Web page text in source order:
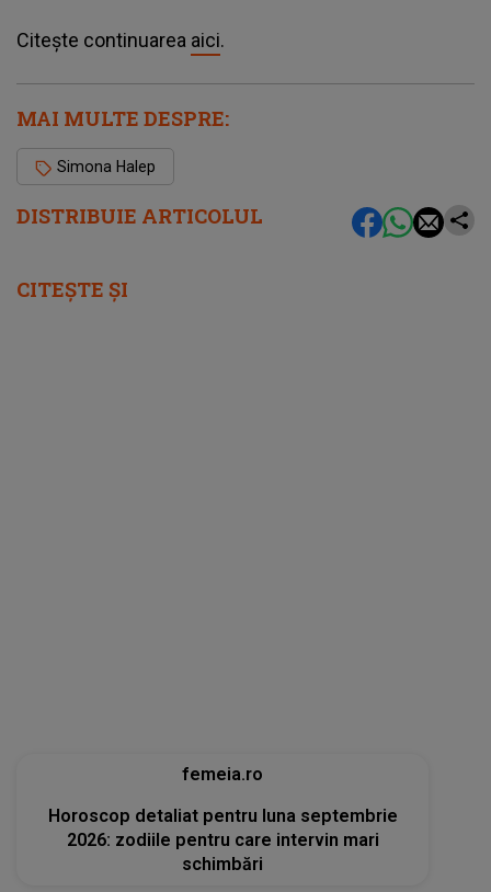
DISTRIBUIE ARTICOLUL
Citește continuarea aici.
MAI MULTE DESPRE:
Simona Halep
CITEȘTE ȘI